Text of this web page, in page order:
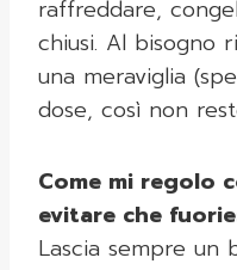
raffreddare,
chiusi. Al bisogno
una meraviglia
dose, così non
Come mi regolo
evitare che
Lascia sempre